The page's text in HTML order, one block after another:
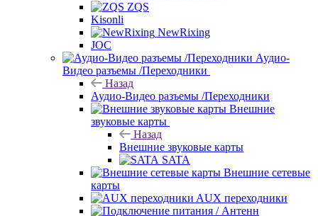
ZQS
Kisonli
NewRixing
JOC
Аудио-
Видео разъемы /Переходники
Назад
Аудио-Видео разъемы /Переходники
Внешние
звуковые карты
Назад
Внешние звуковые карты
SATA
Внешние сетевые
карты
AUX переходники